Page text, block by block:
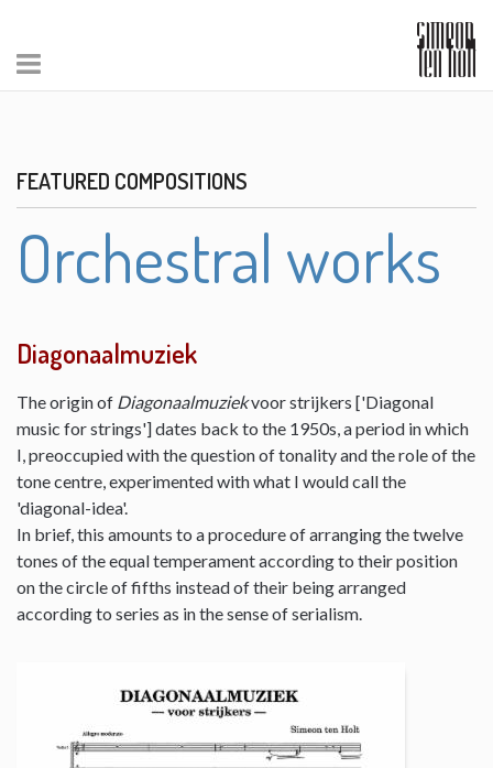
FEATURED COMPOSITIONS
Orchestral works
Diagonaalmuziek
The origin of Diagonaalmuziekvoor strijkers ['Diagonal
music for strings'] dates back to the 1950s, a period in which
I, preoccupied with the question of tonality and the role of the
tone centre, experimented with what I would call the
'diagonal-idea'.
In brief, this amounts to a procedure of arranging the twelve
tones of the equal temperament according to their position
on the circle of fifths instead of their being arranged
according to series as in the sense of serialism.